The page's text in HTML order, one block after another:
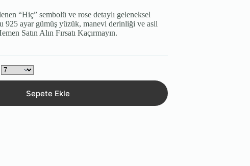
“Hiç” sembolü ve rose detaylı geleneksel
925 ayar gümüş yüzük, manevi derinliği ve asil
Satın Alın Fırsatı Kaçırmayın.
Sepete Ekle